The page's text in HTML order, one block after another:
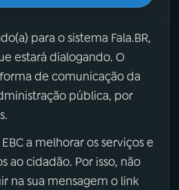
para o sistema Fala.BR,
estará dialogando. O
de comunicação da
pública, por
a melhorar os serviços e
ao cidadão. Por isso, não
na sua mensagem o link